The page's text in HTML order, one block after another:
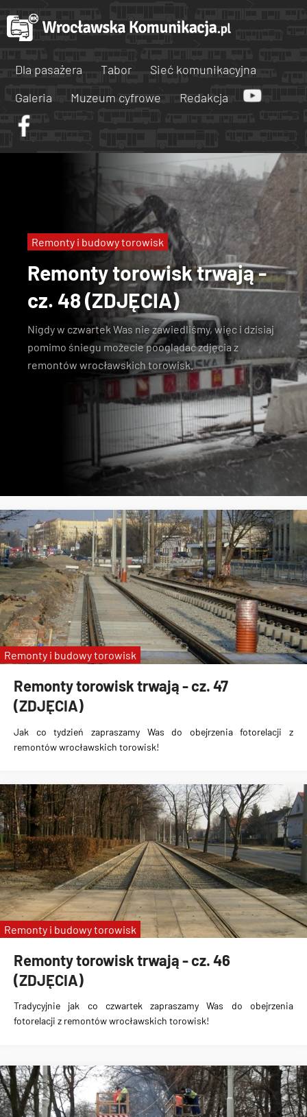
Dla pasażera Tabor
Sieć komunikacyjna
Galeria
Muzeum cyfrowe Redakcja
Remonty torowisk trwają -
cz. 48 (ZDJĘCIA)
Nigdy w czwartek Was nie zawiedliśmy, więc i dzisiaj
pomimo śniegu możecie pooglądać zdjęcia z
remontów wrocławskich torowisk.
Remonty i budowy torowisk
Remonty torowisk trwają - cz. 47
(ZDJĘCIA)
Jak co tydzień zapraszamy Was do obejrzenia fotorelacji z
remontów wrocławskich torowisk!
Remonty i budowy torowisk
Remonty torowisk trwają - cz. 46
(ZDJĘCIA)
Tradycyjnie jak co czwartek zapraszamy Was do obejrzenia
fotorelacji z remontów wrocławskich torowisk!
Remonty i budowy torowisk